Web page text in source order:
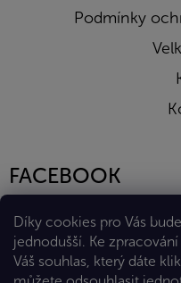
Díky cookies pro Vás
jednodušší. Ke
Váš souhlas, který dáte
Podmínky
FACEBOOK